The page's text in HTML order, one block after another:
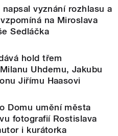
vyznání rozhlasu a
na Miroslava
Sedláčka
hold třem
Uhdemu, Jakubu
Jiřímu Haasovi
Domu umění města
fotografií Rostislava
i kurátorka